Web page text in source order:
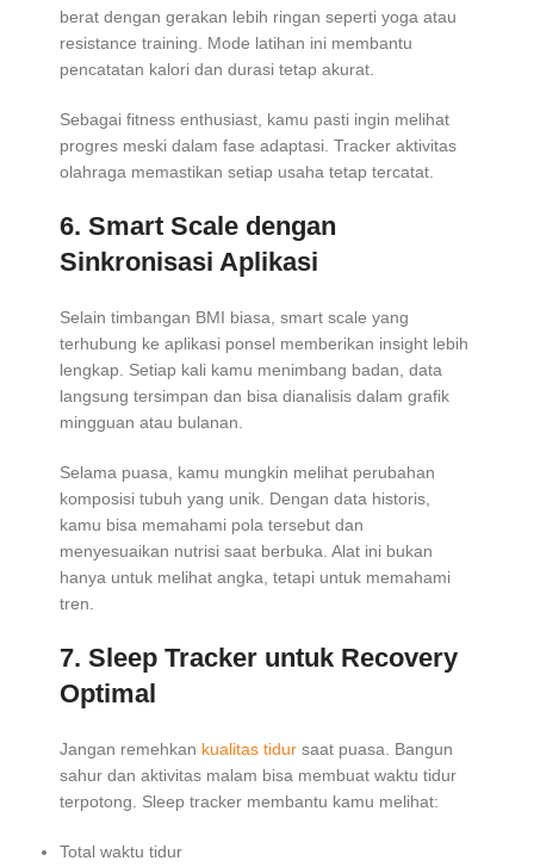
berat dengan gerakan lebih ringan seperti yoga atau
resistance training. Mode latihan ini membantu
pencatatan kalori dan durasi tetap akurat.
Sebagai fitness enthusiast, kamu pasti ingin melihat
progres meski dalam fase adaptasi. Tracker aktivitas
olahraga memastikan setiap usaha tetap tercatat.
6. Smart Scale dengan
Sinkronisasi Aplikasi
Selain timbangan BMI biasa, smart scale yang
terhubung ke aplikasi ponsel memberikan insight lebih
lengkap. Setiap kali kamu menimbang badan, data
langsung tersimpan dan bisa dianalisis dalam grafik
mingguan atau bulanan.
Selama puasa, kamu mungkin melihat perubahan
komposisi tubuh yang unik. Dengan data historis,
kamu bisa memahami pola tersebut dan
menyesuaikan nutrisi saat berbuka. Alat ini bukan
hanya untuk melihat angka, tetapi untuk memahami
tren.
7. Sleep Tracker untuk Recovery
Optimal
Jangan remehkan kualitas tidur saat puasa. Bangun
sahur dan aktivitas malam bisa membuat waktu tidur
terpotong. Sleep tracker membantu kamu melihat:
Total waktu tidur